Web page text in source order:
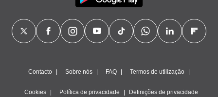
Contacto Sobre nós FAQ Termos de utilização
Cookies Política de privacidade Definições de privacidade